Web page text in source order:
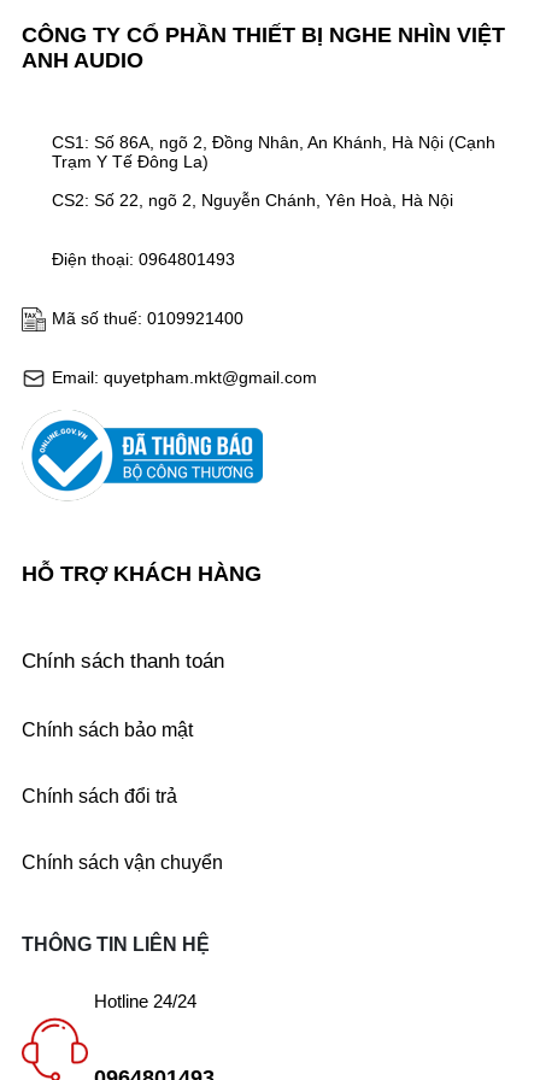
CÔNG TY CỔ PHẦN THIẾT BỊ NGHE NHÌN VIỆT
ANH AUDIO
Email: quyetpham.mkt@gmail.com
Mã số thuế: 0109921400
Điện thoại: 0964801493
CS1: Số 86A, ngõ 2, Đồng Nhân, An Khánh, Hà Nội (Cạnh
Trạm Y Tế Đông La)
CS2: Số 22, ngõ 2, Nguyễn Chánh, Yên Hoà, Hà Nội
HỖ TRỢ KHÁCH HÀNG
Chính sách thanh toán
Chính sách bảo mật
Chính sách đổi trả
Chính sách vận chuyển
THÔNG TIN LIÊN HỆ
Hotline 24/24